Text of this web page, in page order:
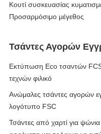
Κουτί συσκευασίας
Προσαρμόσιμο μέγεθος
Τσάντες Αγορών
Εκτύπωση Eco τσαντών
τεχνών φιλικό
Ανώμαλες τσάντες αγορών
λογότυπο FSC
Τσάντες από χαρτί για